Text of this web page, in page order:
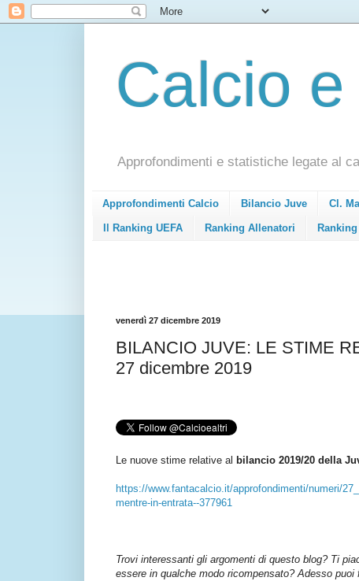
Calcio
Approfondimenti e statistiche legate al
Approfondimenti Calcio Bilancio Juve Cl.
Il Ranking UEFA Ranking Allenatori
venerdì 27 dicembre 2019
BILANCIO JUVE: LE STIME
27 dicembre 2019
Le nuove stime relative al bilancio 2019/20 della
https://www.fantacalcio.it/approfondimenti/numeri/
mentre-in-entrata--377961
Trovi interessanti gli argomenti di questo blog? Ti
essere in qualche modo ricompensato? Adesso puoi